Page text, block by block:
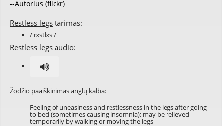
--Autorius (flickr)
Restless legs tarimas:
/'rɛstlɛs /
Restless legs audio:
Žodžio paaiškinimas anglų kalba:
Feeling of uneasiness and restlessness in the legs after going
to bed (sometimes causing insomnia); may be relieved
temporarily by walking or moving the legs